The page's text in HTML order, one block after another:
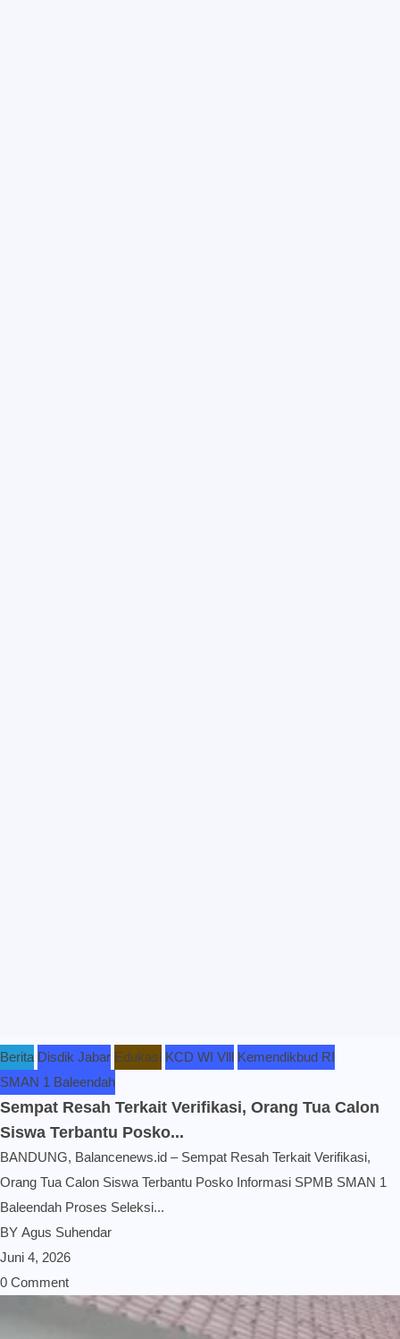
Berita Disdik Jabar Edukasi KCD WI Vlll Kemendikbud RI
SMAN 1 Baleendah
Sempat Resah Terkait Verifikasi, Orang Tua Calon
Siswa Terbantu Posko...
BANDUNG, Balancenews.id – Sempat Resah Terkait Verifikasi,
Orang Tua Calon Siswa Terbantu Posko Informasi SPMB SMAN 1
Baleendah Proses Seleksi...
BY Agus Suhendar
Juni 4, 2026
0 Comment